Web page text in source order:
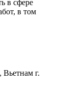
в сфере
в том
г.